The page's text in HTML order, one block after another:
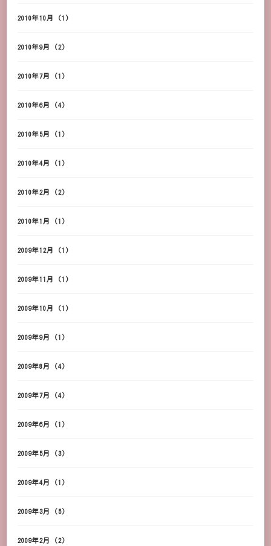
2010年10月 (1)
2010年9月 (2)
2010年7月 (1)
2010年6月 (4)
2010年5月 (1)
2010年4月 (1)
2010年2月 (2)
2010年1月 (1)
2009年12月 (1)
2009年11月 (1)
2009年10月 (1)
2009年9月 (1)
2009年8月 (4)
2009年7月 (4)
2009年6月 (1)
2009年5月 (3)
2009年4月 (1)
2009年3月 (5)
2009年2月 (2)